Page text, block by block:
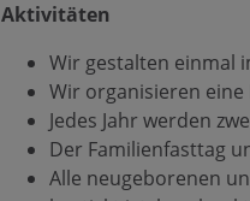
Aktivitäten
Wir gestalten einmal
Wir organisieren
Jedes Jahr werden
Der Familienfasttag
Alle neugeborenen